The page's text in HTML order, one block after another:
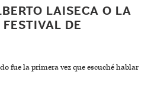
LAISECA O LA
FESTIVAL DE
fue la primera vez que escuché hablar